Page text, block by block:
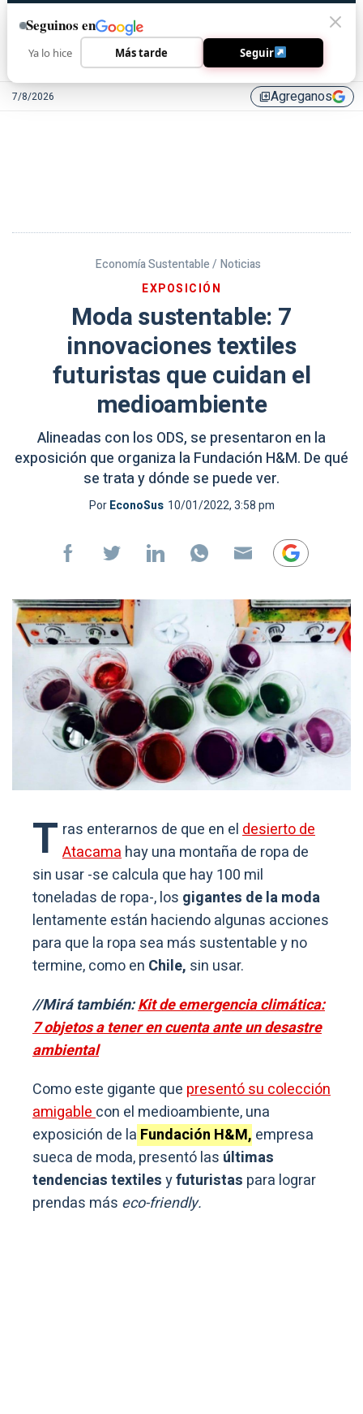
7/8/2026 library_addAgreganos
Economía Sustentable / Noticias
EXPOSICIÓN
Moda sustentable: 7
innovaciones textiles
futuristas que cuidan el
medioambiente
Alineadas con los ODS, se presentaron en la
exposición que organiza la Fundación H&M. De qué
se trata y dónde se puede ver.
PorEconoSus 10/01/2022, 3:58 pm
T ras enterarnos de que en eldesierto de
Atacamahay una montaña de ropa de
sin usar -se calcula que hay 100 mil
toneladas de ropa-, los gigantes de la moda
lentamente están haciendo algunas acciones
para que la ropa sea más sustentable y no
termine, como en Chile, sin usar.
//Mirá también:Kit de emergencia climática:
7 objetos a tener en cuenta ante un desastre
ambiental
Como este gigante que presentó su colección
amigablecon el medioambiente, una
exposición de la Fundación H&M, empresa
sueca de moda, presentó las últimas
tendencias textilesyfuturistas para lograr
prendas más eco-friendly.
Seguinos en
Ya lo hice Más tarde Seguir